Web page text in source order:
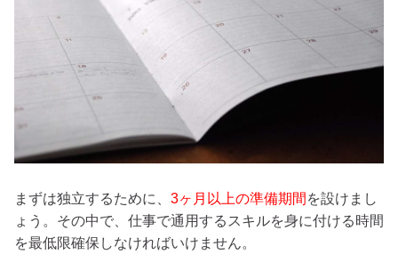
まずは独立するために、 3ヶ月以上の準備期間 を設けまし
ょう。その中で、仕事で通用するスキルを身に付ける時間
を最低限確保しなければいけません。